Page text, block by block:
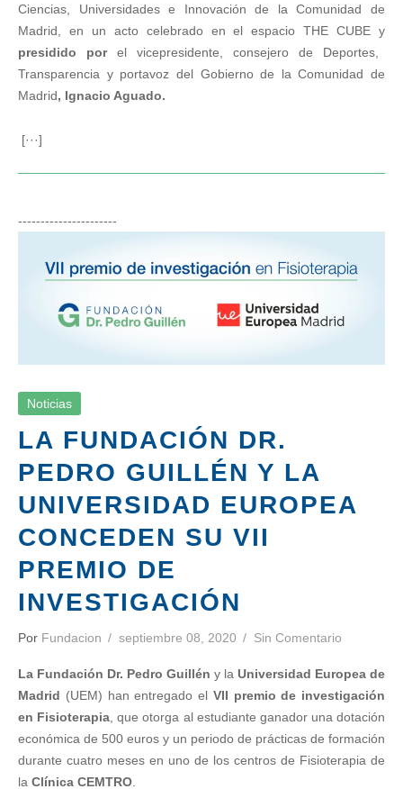
Ciencias, Universidades e Innovación de la Comunidad de
Madrid, en un acto celebrado en el espacio THE CUBE y
presidido por el vicepresidente, consejero de Deportes,
Transparencia y portavoz del Gobierno de la Comunidad de
Madrid, Ignacio Aguado.
[···]
----------------------
LA FUNDACIÓN DR. PEDRO GUILLÉN Y LA
UNIVERSIDAD EUROPEA CONCEDEN SU VII
PREMIO DE INVESTIGACIÓN
Noticias
LA FUNDACIÓN DR.
PEDRO GUILLÉN Y LA
UNIVERSIDAD EUROPEA
CONCEDEN SU VII
PREMIO DE
INVESTIGACIÓN
Por Fundacion septiembre 08, 2020 Sin Comentario
La Fundación Dr. Pedro Guillén y la Universidad Europea de
Madrid (UEM) han entregado el VII premio de investigación
en Fisioterapia , que otorga al estudiante ganador una dotación
económica de 500 euros y un periodo de prácticas de formación
durante cuatro meses en uno de los centros de Fisioterapia de
la Clínica CEMTRO